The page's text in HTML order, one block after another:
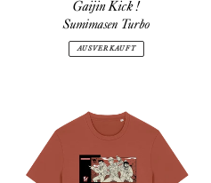
Gaijin Kick !
Sumimasen Turbo
AUSVERKAUFT
bit
Swag